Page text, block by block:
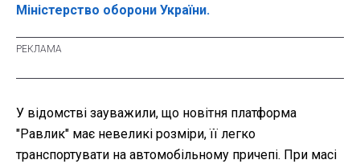
Міністерство оборони України.
У відомстві зауважили, що новітня платформа
"Равлик" має невеликі розміри, її легко
транспортувати на автомобільному причепі. При масі